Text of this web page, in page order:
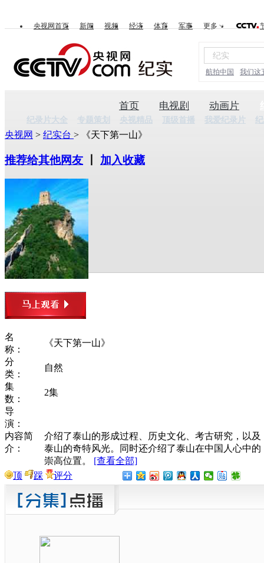
央视网首页 新闻 视频 经济 体育 军事 更多
航拍中国 我们这
首页 电视剧 动画片
纪录片大全 专题策划 央视精品 顶级首播 我爱纪录片
央视网 > 纪实台 > 《天下第一山》
推荐给其他网友 加入收藏
名
称：
《天下第一山》
分
类：
自然
集
数：
2集
导
演：
内容简
介：
介绍了泰山的形成过程、历史文化、考古研究，以及
泰山的奇特风光。同时还介绍了泰山在中国人心中的
崇高位置。
[查看全部]
顶
踩 评分